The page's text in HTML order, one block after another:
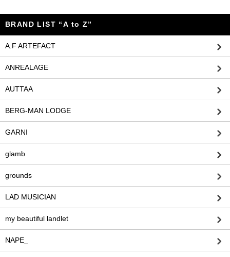
BRAND LIST “A to Z”
A.F ARTEFACT
ANREALAGE
AUTTAA
BERG-MAN LODGE
GARNI
glamb
grounds
LAD MUSICIAN
my beautiful landlet
NAPE_